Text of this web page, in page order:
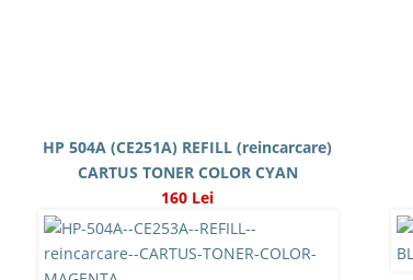
HP 504A (CE251A) REFILL (reincarcare)
CARTUS TONER COLOR CYAN
160 Lei